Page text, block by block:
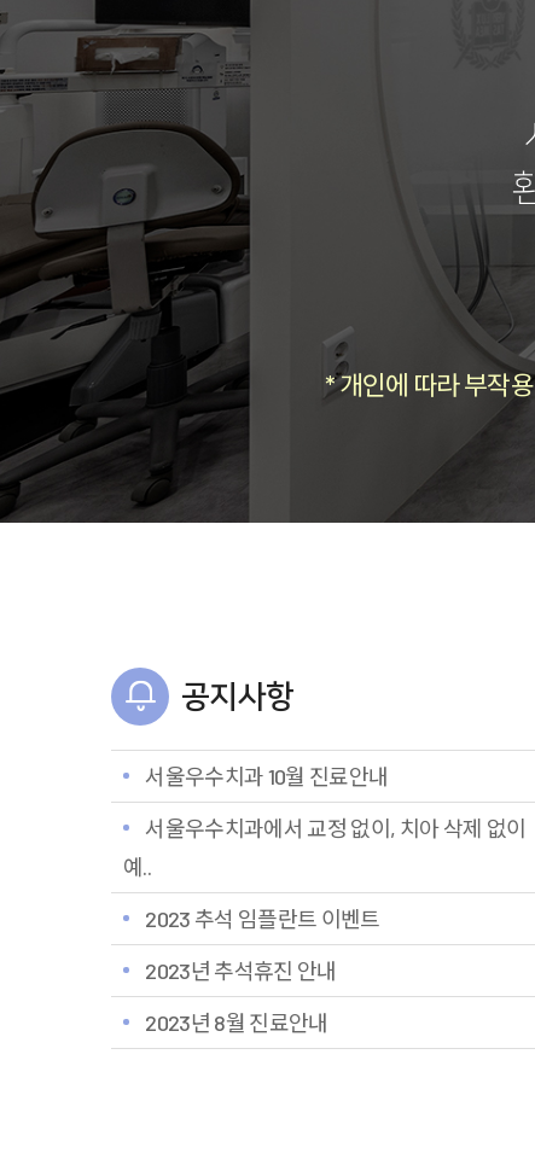
* 개인에 따라 부작
공지사항
서울우수치과 10월 진료안내
서울우수치과에서 교정 없이, 치아 삭제 없이
예..
2023 추석 임플란트 이벤트
2023년 추석휴진 안내
2023년 8월 진료안내